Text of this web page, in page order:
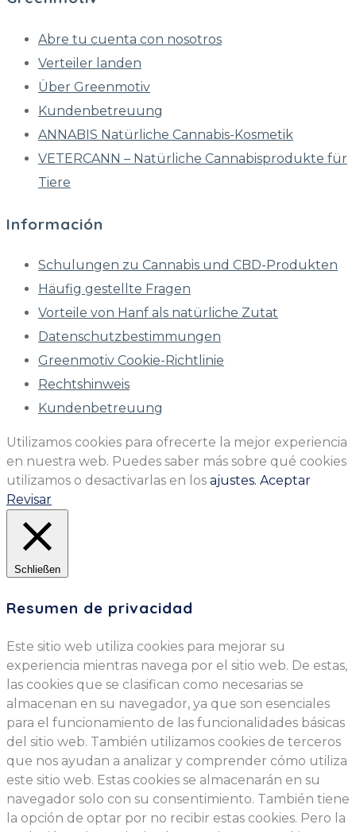
Abre tu cuenta con nosotros
Verteiler landen
Über Greenmotiv
Kundenbetreuung
ANNABIS Natürliche Cannabis-Kosmetik
VETERCANN – Natürliche Cannabisprodukte für
Tiere
Información
Schulungen zu Cannabis und CBD-Produkten
Häufig gestellte Fragen
Vorteile von Hanf als natürliche Zutat
Datenschutzbestimmungen
Greenmotiv Cookie-Richtlinie
Rechtshinweis
Kundenbetreuung
Utilizamos cookies para ofrecerte la mejor experiencia
en nuestra web. Puedes saber más sobre qué cookies
utilizamos o desactivarlas en los ajustes. Aceptar
Revisar
Schließen
Resumen de privacidad
Este sitio web utiliza cookies para mejorar su
experiencia mientras navega por el sitio web. De estas,
las cookies que se clasifican como necesarias se
almacenan en su navegador, ya que son esenciales
para el funcionamiento de las funcionalidades básicas
del sitio web. También utilizamos cookies de terceros
que nos ayudan a analizar y comprender cómo utiliza
este sitio web. Estas cookies se almacenarán en su
navegador solo con su consentimiento. También tiene
la opción de optar por no recibir estas cookies. Pero la